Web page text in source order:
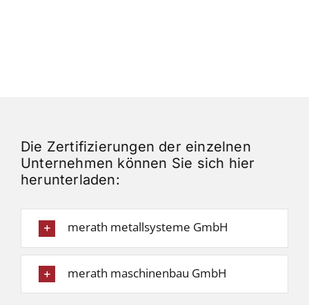
Die Zertifizierungen der einzelnen
Unternehmen können Sie sich hier
herunterladen:
merath metallsysteme GmbH
merath maschinenbau GmbH